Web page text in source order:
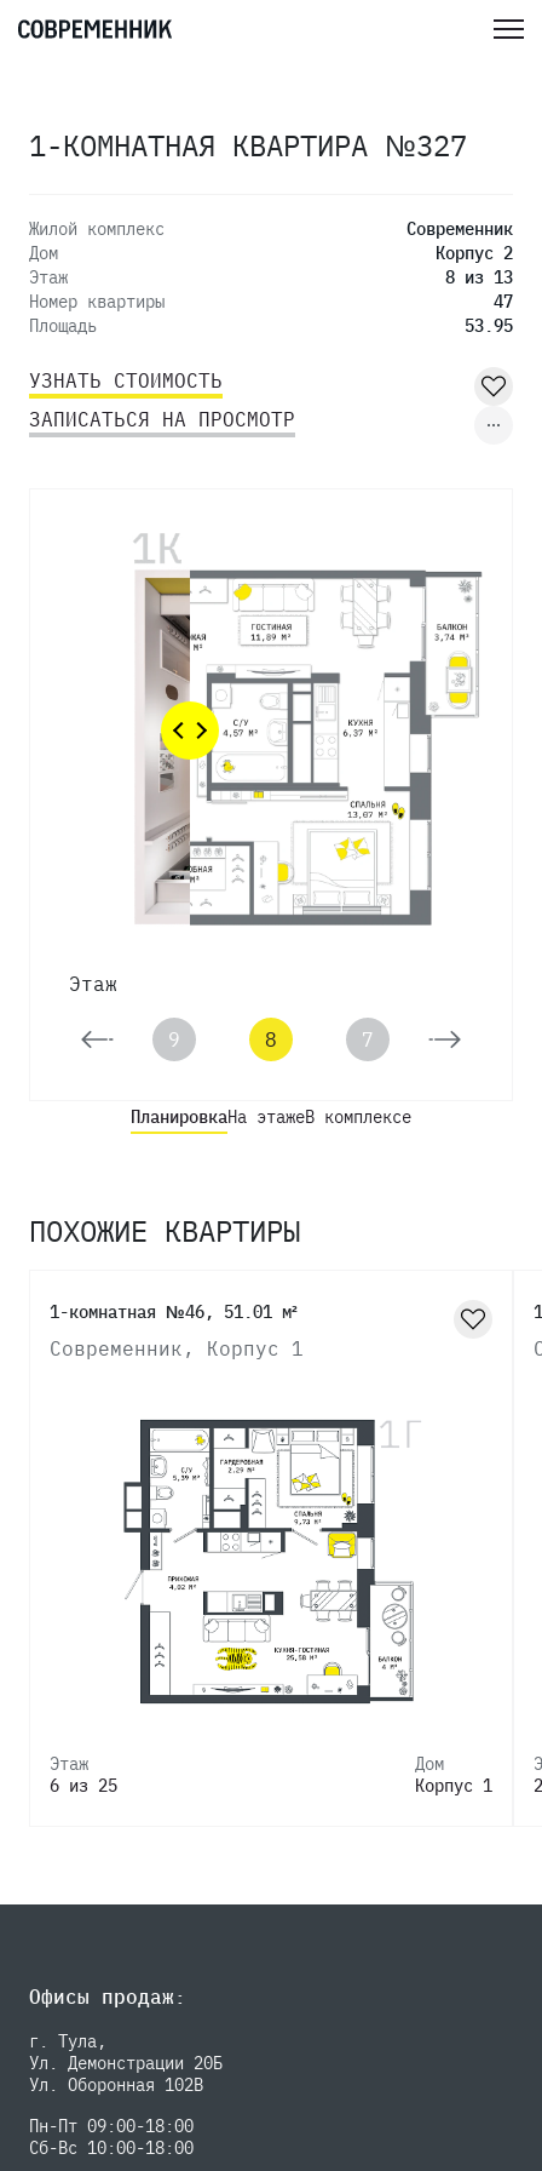
1-КОМНАТНАЯ КВАРТИРА №327
Жилой комплекс
Современник
Дом
Корпус 2
Этаж
8 из 13
Номер квартиры
47
Площадь
53.95
УЗНАТЬ СТОИМОСТЬ
ЗАПИСАТЬСЯ НА ПРОСМОТР
Этаж
10 9 8 7 6
ПланировкаНа этажеВ комплексе
ПОХОЖИЕ КВАРТИРЫ
1-комнатная №46, 51.01 м²
Современник, Корпус 1
Этаж
6 из 25
Дом
Корпус 1
Офисы продаж:
г. Тула,
Ул. Демонстрации 20Б
Ул. Оборонная 102В
Пн-Пт 09:00-18:00
Сб-Вс 10:00-18:00